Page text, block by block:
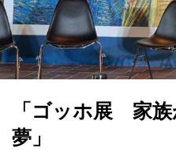
「ゴッホ展 家
夢」